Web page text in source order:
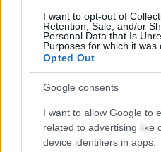
I want to opt-out of
Retention, Sale, and/or
Personal Data that Is
Purposes for which it was
Opted Out
Google consents
I want to allow Google to
related to advertising like
device identifiers in apps.
Χαλκιά: Με την
κλαρίνα
φωνή της
Ο Κώστας Σαμαράς
αδελφής του, Λένας
Ποιος είναι ο
Χασάμπης: Από το
Χημείας και στο